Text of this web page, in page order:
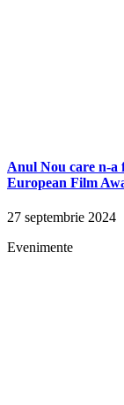
Anul Nou care n-a
European Film
27 septembrie 2024
Evenimente